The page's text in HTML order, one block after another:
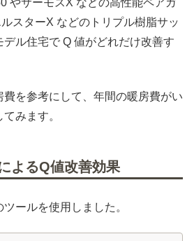
やサーモスX などの高性能ペアガ
スターX などのトリプル樹脂サッ
ル住宅で Q 値がどれだけ改善す
を参考にして、年間の暖房費がい
みます。
よるQ値改善効果
ールを使用しました。